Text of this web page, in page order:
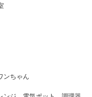
ンちゃん